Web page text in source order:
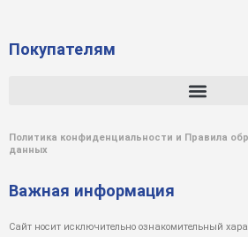
Покупателям
Политика конфиденциальности и Правила
данных
Важная информация
Сайт носит исключительно ознакомительный